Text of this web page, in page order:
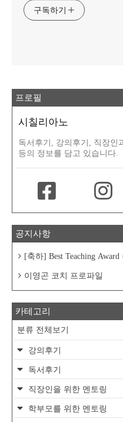
구독하기
프로필
시칠리아노
독서후기, 강의후기, 직장인
등의 정보를 담고 있습니다.
공지사항
[축하] Best Teaching Award
이영곤 코치 프로파일
카테고리
분류 전체보기
강의후기
독서후기
직장인을 위한 멘토링
학부모를 위한 멘토링